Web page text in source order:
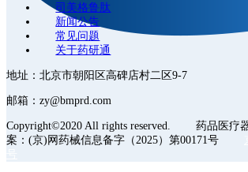
司美格鲁肽
新闻公告
常见问题
关于药研通
地址：北京市朝阳区高碑店村二区9-7
邮箱：zy@bmprd.com
Copyright©2020 All rights reserved. 药品医疗
案：(京)网药械信息备字（2025）第00171号